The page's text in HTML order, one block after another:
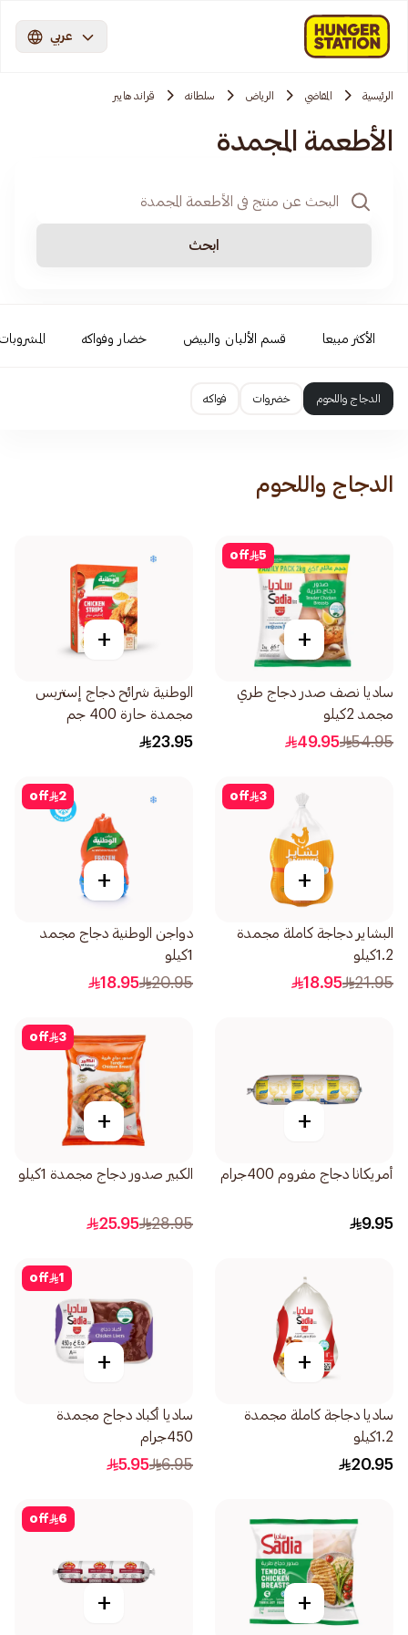
عربي
الرئيسية المقاضي الرياض سلطانه قراند هايبر
الأطعمة المجمدة
ابحث
الأكثر مبيعا قسم الألبان والبيض خضار وفواكه
الدجاج واللحوم خضروات فواكه
الدجاج واللحوم
5
off
+
ساديا نصف صدر دجاج طري
مجمد 2كيلو
54.95
49.95
+
الوطنية شرائح دجاج إستربس
مجمدة حارة 400 جم
23.95
3
off
+
البشاير دجاجة كاملة مجمدة
1.2كيلو
21.95
18.95
2
off
+
دواجن الوطنية دجاج مجمد
1كيلو
20.95
18.95
+
أمريكانا دجاج مفروم 400جرام
9.95
3
off
+
الكبير صدور دجاج مجمدة 1كيلو
28.95
25.95
+
ساديا دجاجة كاملة مجمدة
1.2كيلو
20.95
1
off
+
ساديا أكباد دجاج مجمدة
450جرام
6.95
5.95
+
6
off
+